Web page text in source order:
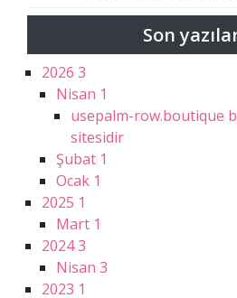
Son
2026 3
Nisan 1
usepalm-row.boutique
sitesidir
Şubat 1
Ocak 1
2025 1
Mart 1
20243
Nisan 3
2023 1